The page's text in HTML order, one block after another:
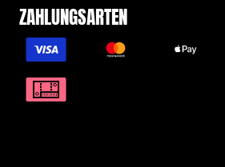
ZAH­LUNGS­AR­TEN